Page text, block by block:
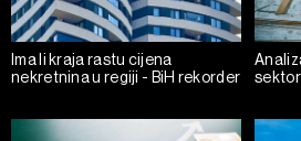
Ima li kraja rastu cijena
nekretnina u regiji - BiH rekorder